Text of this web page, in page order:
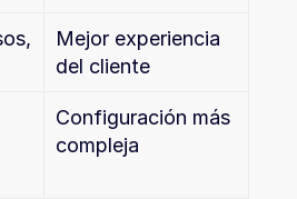
Mejor experiencia
del cliente
Configuración más
compleja